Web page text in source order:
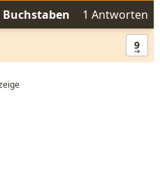
1 Antworten
9